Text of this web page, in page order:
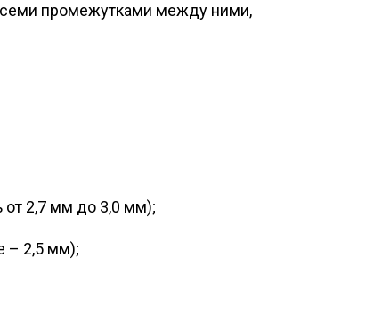
промежутками между ними,
от 2,7 мм до 3,0 мм);
– 2,5 мм);